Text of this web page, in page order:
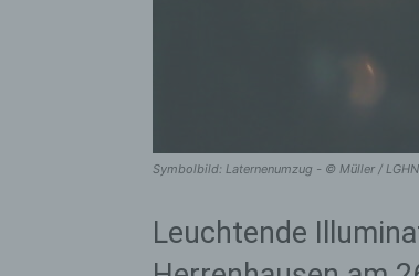
Symbolbild: Laternenumzug - © Müller /
Leuchtende